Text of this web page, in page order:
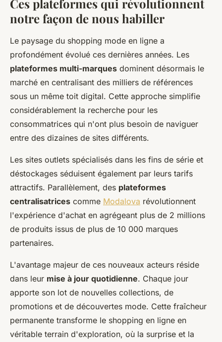
Ces plateformes qui révolutionnent
notre façon de nous habiller
Le paysage du shopping mode en ligne a
profondément évolué ces dernières années. Les
plateformes multi-marques dominent désormais le
marché en centralisant des milliers de références
sous un même toit digital. Cette approche simplifie
considérablement la recherche pour les
consommatrices qui n'ont plus besoin de naviguer
entre des dizaines de sites différents.
Les sites outlets spécialisés dans les fins de série et
déstockages séduisent également par leurs tarifs
attractifs. Parallèlement, des plateformes
centralisatrices comme Modalova révolutionnent
l'expérience d'achat en agrégeant plus de 2 millions
de produits issus de plus de 10 000 marques
partenaires.
L'avantage majeur de ces nouveaux acteurs réside
dans leur mise à jour quotidienne. Chaque jour
apporte son lot de nouvelles collections, de
promotions et de découvertes mode. Cette fraîcheur
permanente transforme le shopping en ligne en
véritable terrain d'exploration, où la surprise et la